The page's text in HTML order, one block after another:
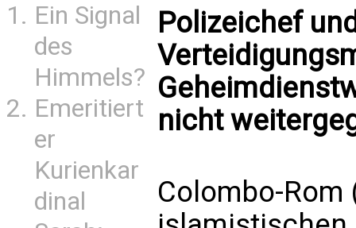
Ein Signal
des
Himmels?
Emeritiert
er
Kurienkar
dinal
Polizeichef
nicht
Colombo-